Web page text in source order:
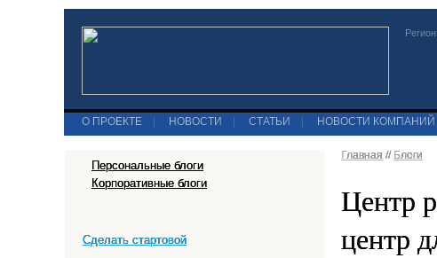
Регион:
О ПРОЕКТЕ НОВОСТИ СТАТЬИ НОВОСТИ КОМПАНИЙ
Персональные блоги
Корпоративные блоги
Сделать стартовой
Главная // Блоги
Центр
центр